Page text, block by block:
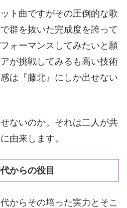
ト曲ですがその圧倒的な歌
群を抜いた完成度を誇って
ォーマンスしてみたいと願
が挑戦してみるも高い技術
は『藤北』にしか出せない
ないのか。それは二人が共
由来します。
からの役目
からその培った実力とそこ